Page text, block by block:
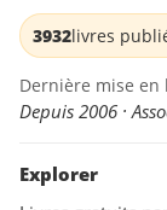
3932livres
Dernière mise en
Depuis 2006 ·
Explorer